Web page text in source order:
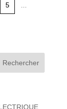
5